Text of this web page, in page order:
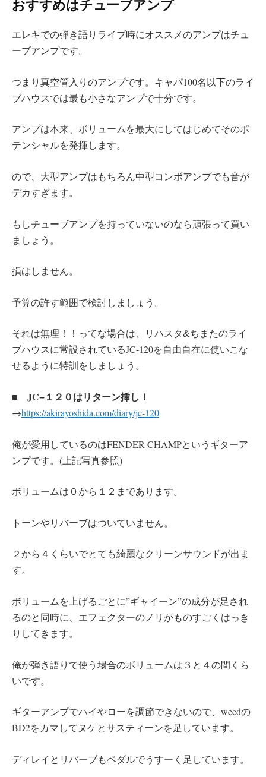
おすすめはチューブアンプ
エレキでの弾き語りライブ時にオススメのアンプはチュ
ーブアンプです。
つまり真空管入りのアンプです。キャパ100名以下のライ
ブハウスでは最も小さなアンプで十分です。
アンプは本来、ボリュームを最大にしてはじめてそのポ
テンシャルを発揮します。
ので、大型アンプはもちろん中型コンボアンプでも音が
デカすぎます。
もしチューブアンプを持っていないのなら頑張って買い
ましょう。
損はしません。
予算の許す範囲で検討しましょう。
それは無理！！ってな場合は、リハスタ&ちまたのライ
ブハウスに常設されているJC-120を自由自在に使いこな
せるように特訓をしましょう。
■ JC−１２０はリターン挿し！
→https://akirayoshida.com/diary/jc-120
俺が愛用しているのはFENDER CHAMPというギターア
ンプです。(上記写真参照)
ボリュームは０から１２まであります。
トーンやリバーブはついていません。
２から４くらいでとても綺麗なクリーンサウンドが出ま
す。
ボリュームを上げるごとに”ギャイーン”の成分が足され
るのと同時に、エフェクターのノリがものすごくはっき
りしてきます。
俺が弾き語りで使う場合のボリュームは３と４の間くら
いです。
ギターアンプでハイやローを調節できないので、weedの
BD2をカマしてヌケとサスティーンを足しています。
ディレイとリバーブもペダルでうすーく足しています。